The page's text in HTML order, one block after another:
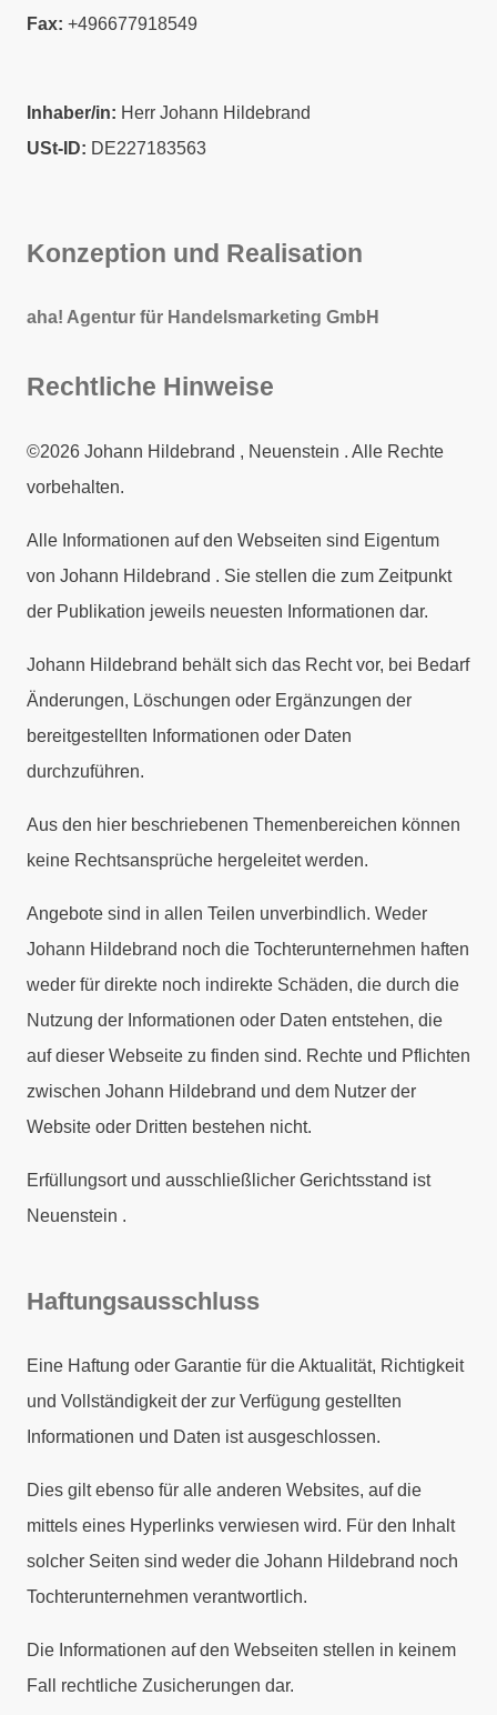
Fax: +496677918549
Inhaber/in: Herr Johann Hildebrand
USt-ID: DE227183563
Konzeption und Realisation
aha! Agentur für Handelsmarketing GmbH
Rechtliche Hinweise
©2026 Johann Hildebrand , Neuenstein . Alle Rechte
vorbehalten.
Alle Informationen auf den Webseiten sind Eigentum
von Johann Hildebrand . Sie stellen die zum Zeitpunkt
der Publikation jeweils neuesten Informationen dar.
Johann Hildebrand behält sich das Recht vor, bei Bedarf
Änderungen, Löschungen oder Ergänzungen der
bereitgestellten Informationen oder Daten
durchzuführen.
Aus den hier beschriebenen Themenbereichen können
keine Rechtsansprüche hergeleitet werden.
Angebote sind in allen Teilen unverbindlich. Weder
Johann Hildebrand noch die Tochterunternehmen haften
weder für direkte noch indirekte Schäden, die durch die
Nutzung der Informationen oder Daten entstehen, die
auf dieser Webseite zu finden sind. Rechte und Pflichten
zwischen Johann Hildebrand und dem Nutzer der
Website oder Dritten bestehen nicht.
Erfüllungsort und ausschließlicher Gerichtsstand ist
Neuenstein .
Haftungsausschluss
Eine Haftung oder Garantie für die Aktualität, Richtigkeit
und Vollständigkeit der zur Verfügung gestellten
Informationen und Daten ist ausgeschlossen.
Dies gilt ebenso für alle anderen Websites, auf die
mittels eines Hyperlinks verwiesen wird. Für den Inhalt
solcher Seiten sind weder die Johann Hildebrand noch
Tochterunternehmen verantwortlich.
Die Informationen auf den Webseiten stellen in keinem
Fall rechtliche Zusicherungen dar.